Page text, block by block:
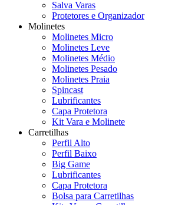
Salva Varas
Protetores e Organizador
Molinetes
Molinetes Micro
Molinetes Leve
Molinetes Médio
Molinetes Pesado
Molinetes Praia
Spincast
Lubrificantes
Capa Protetora
Kit Vara e Molinete
Carretilhas
Perfil Alto
Perfil Baixo
Big Game
Lubrificantes
Capa Protetora
Bolsa para Carretilhas